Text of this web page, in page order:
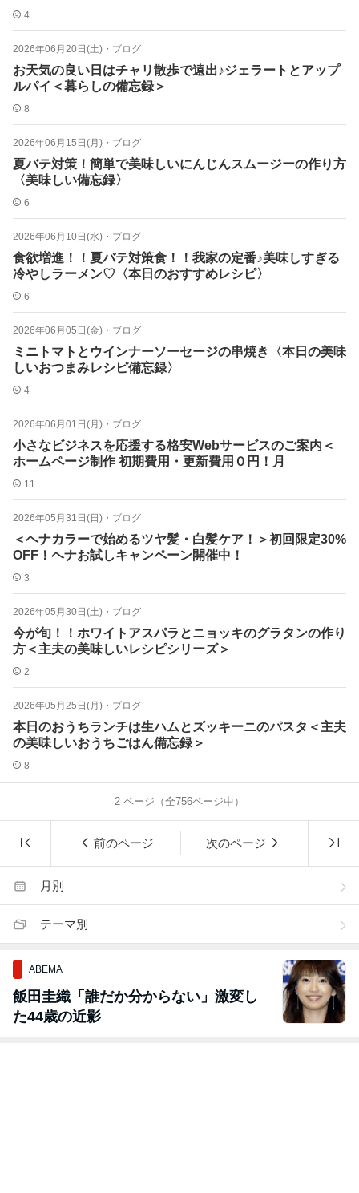
4
2026年06月20日(土) ・ ブログ
お天気の良い日はチャリ散歩で遠出♪ジェラートとアップ
ルパイ＜暮らしの備忘録＞
8
2026年06月15日(月) ・ ブログ
夏バテ対策！簡単で美味しいにんじんスムージーの作り方
〈美味しい備忘録〉
6
2026年06月10日(水) ・ ブログ
食欲増進！！夏バテ対策食！！我家の定番♪美味しすぎる
冷やしラーメン♡〈本日のおすすめレシピ〉
6
2026年06月05日(金) ・ ブログ
ミニトマトとウインナーソーセージの串焼き〈本日の美味
しいおつまみレシピ備忘録〉
4
2026年06月01日(月) ・ ブログ
小さなビジネスを応援する格安Webサービスのご案内＜
ホームページ制作 初期費用・更新費用０円！月
11
2026年05月31日(日) ・ ブログ
＜ヘナカラーで始めるツヤ髪・白髪ケア！＞初回限定30%
OFF！ヘナお試しキャンペーン開催中！
3
2026年05月30日(土) ・ ブログ
今が旬！！ホワイトアスパラとニョッキのグラタンの作り
方＜主夫の美味しいレシピシリーズ＞
2
2026年05月25日(月) ・ ブログ
本日のおうちランチは生ハムとズッキーニのパスタ＜主夫
の美味しいおうちごはん備忘録＞
8
2 ページ（全756ページ中）
前のページ 次のページ
月別
テーマ別
ABEMA
飯田圭織「誰だか分からない」激変し
た44歳の近影